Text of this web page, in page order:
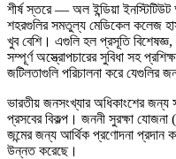
শীর্ষ স্তরে — অল ইন্ডিয়া
শহরগুলির সমতুল্য মেডিকেল কলেজ
খুব বেশি। এগুলি হল প্রসূতি
সম্পূর্ণ অস্ত্রোপচারের সুবিধা সহ
জটিলতাগুলি পরিচালনা করে যেগুলির
ভারতীয় জনসংখ্যার অধিকাংশের জন্য
প্রসবের বিকল্প। জননী সুরক্ষা
জন্মের জন্য আর্থিক প্রণোদনা প্রদান
উন্নত করেছে।